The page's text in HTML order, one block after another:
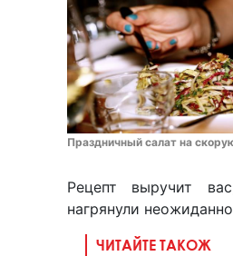
Праздничный салат на
Рецепт выручит
нагрянули
ЧИТАЙТЕ ТАКОЖ